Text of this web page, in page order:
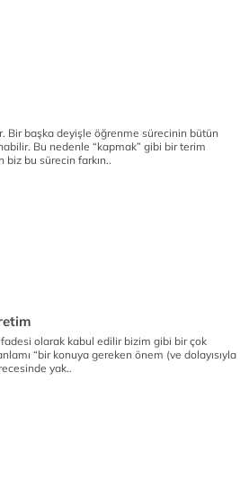
Bir başka deyişle öğrenme sürecinin bütün
Bu nedenle “kapmak” gibi bir terim
biz bu sürecin farkın..
olarak kabul edilir bizim gibi bir çok
“bir konuya gereken önem (ve dolayısıyla
yak..